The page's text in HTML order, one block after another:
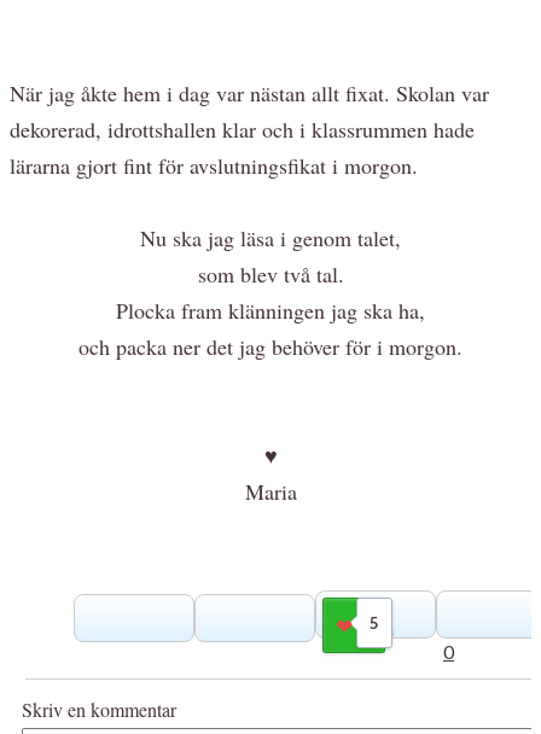
När jag åkte hem i dag var nästan allt fixat. Skolan var
dekorerad, idrottshallen klar och i klassrummen hade
lärarna gjort fint för avslutningsfikat i morgon.
Nu ska jag läsa i genom talet,
som blev två tal.
Plocka fram klänningen jag ska ha,
och packa ner det jag behöver för i morgon.
♥
Maria
5
Gilla
0
Skriv en kommentar